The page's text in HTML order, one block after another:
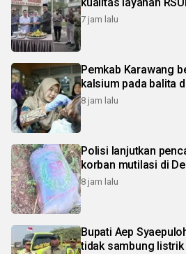
kualitas layanan
7 jam lalu
Pemkab Karawang
kalsium pada balita
8 jam lalu
Polisi lanjutkan
korban mutilasi di
8 jam lalu
Bupati Aep
tidak sambung